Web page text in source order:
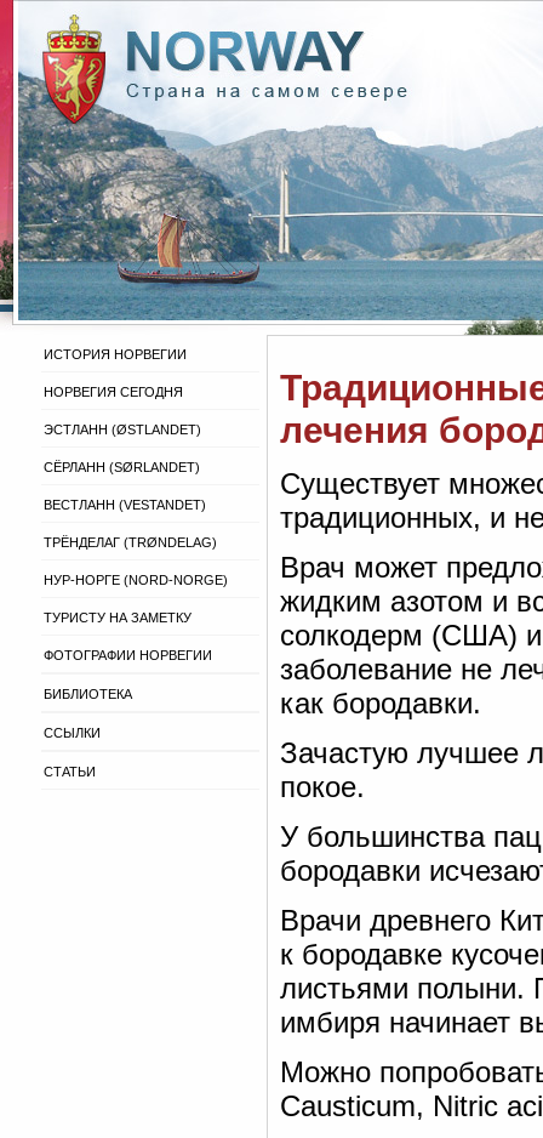
ИСТОРИЯ НОРВЕГИИ
НОРВЕГИЯ СЕГОДНЯ
ЭСТЛАНН (ØSTLANDET)
СЁРЛАНН (SØRLANDET)
ВЕСТЛАНН (VESTANDET)
ТРЁНДЕЛАГ (TRØNDELAG)
НУР-НОРГЕ (NORD-NORGE)
ТУРИСТУ НА ЗАМЕТКУ
ФОТОГРАФИИ НОРВЕГИИ
БИБЛИОТЕКА
ССЫЛКИ
СТАТЬИ
лечения
Существует
традиционных, и
Врач может
жидким азотом и
солкодерм (США)
заболевание не
как бородавки.
Зачастую лучшее
покое.
У большинства
бородавки
Врачи древнего
к бородавке
листьями полыни.
имбиря начинает
Можно
Causticum, Nitric